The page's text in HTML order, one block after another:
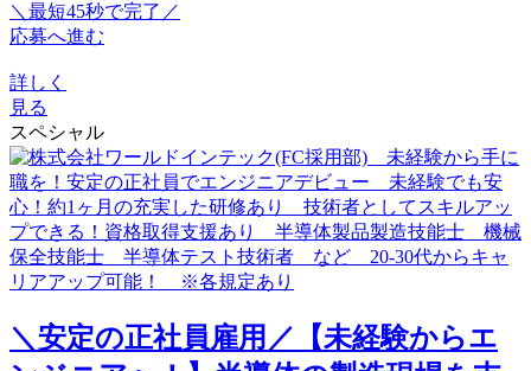
＼最短45秒で完了／
応募へ進む
詳しく
見る
スペシャル
＼安定の正社員雇用／【未経験からエ